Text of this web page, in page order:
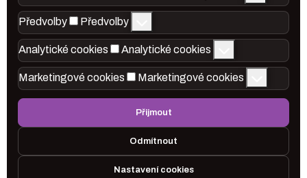
Předvolby Předvolby
Analytické cookies Analytické cookies
Marketingové cookies Marketingové cookies
Přijmout
Odmítnout
Nastavení cookies